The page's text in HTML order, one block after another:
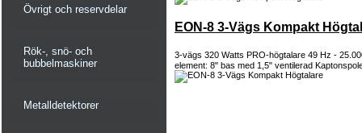
Övrigt och reservdelar
Rök-, snö- och
bubbelmaskiner
Metalldetektorer
EON-8 3-Vägs Kompakt
3-vägs 320 Watts PRO-högtalare 49 Hz -
element: 8" bas med 1,5" ventilerad